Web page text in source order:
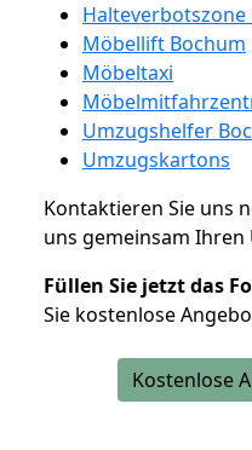
Halteverbotszone
Möbellift Bochum
Möbeltaxi
Umzugshelfer
Umzugskartons
Kontaktieren Sie uns
uns gemeinsam Ihren
Füllen Sie jetzt das
Sie kostenlose
Kostenlose